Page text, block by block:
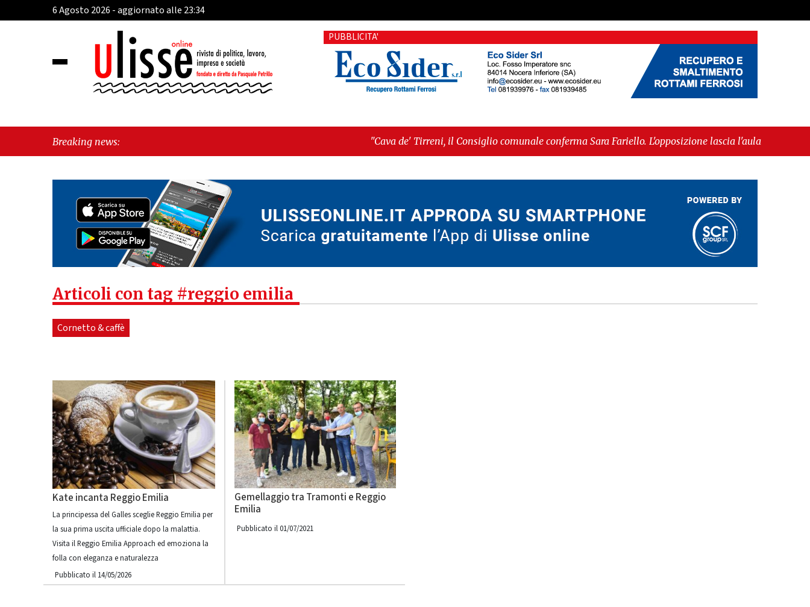
6 Agosto 2026 - aggiornato alle 23:34
PUBBLICITA'
Breaking news:
"Cava de' Tirreni, il Consiglio comunale conferma Sara Fariello. L'opposizione lascia l'aula al momento del
voto" -"Vietri sul Mare, giornata storica: la ceramica ammessa alla fase europea per l’IGP"
Articoli con tag #reggio emilia
Cornetto & caffè
Kate incanta Reggio Emilia
La principessa del Galles sceglie Reggio Emilia per
la sua prima uscita ufficiale dopo la malattia.
Visita il Reggio Emilia Approach ed emoziona la
folla con eleganza e naturalezza
Pubblicato il 14/05/2026
Gemellaggio tra Tramonti e Reggio
Emilia
Pubblicato il 01/07/2021